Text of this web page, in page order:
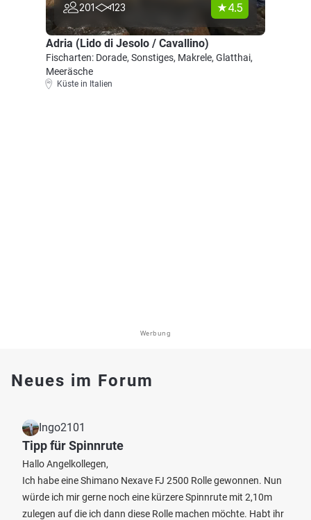
201 123 4.5
Adria (Lido di Jesolo / Cavallino)
Fischarten: Dorade, Sonstiges, Makrele, Glatthai,
Meeräsche
Küste in Italien
Werbung
Neues im Forum
Ingo2101
Tipp für Spinnrute
Hallo Angelkollegen,
Ich habe eine Shimano Nexave FJ 2500 Rolle gewonnen. Nun
würde ich mir gerne noch eine kürzere Spinnrute mit 2,10m
zulegen auf die ich dann diese Rolle machen möchte. Habt ihr